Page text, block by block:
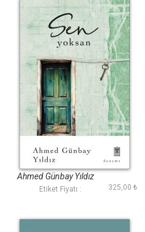
Sen Yoksan
Ahmed Günbay Yıldız
Etiket Fiyatı : 325,00 ₺